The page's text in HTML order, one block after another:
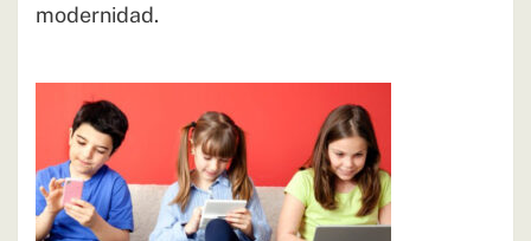
modernidad.